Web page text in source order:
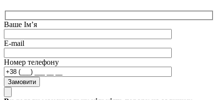
Ваше Ім’я
E-mail
Номер телефону
Замовити